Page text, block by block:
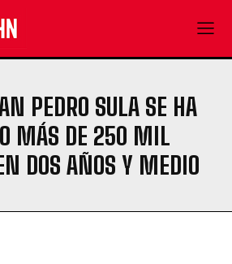
PEDRO SULA SE HA
MÁS DE 250 MIL
DOS AÑOS Y MEDIO